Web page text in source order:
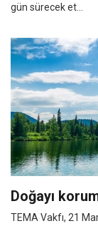
gün sürecek et...
Doğayı
TEMA Vakfı, 21